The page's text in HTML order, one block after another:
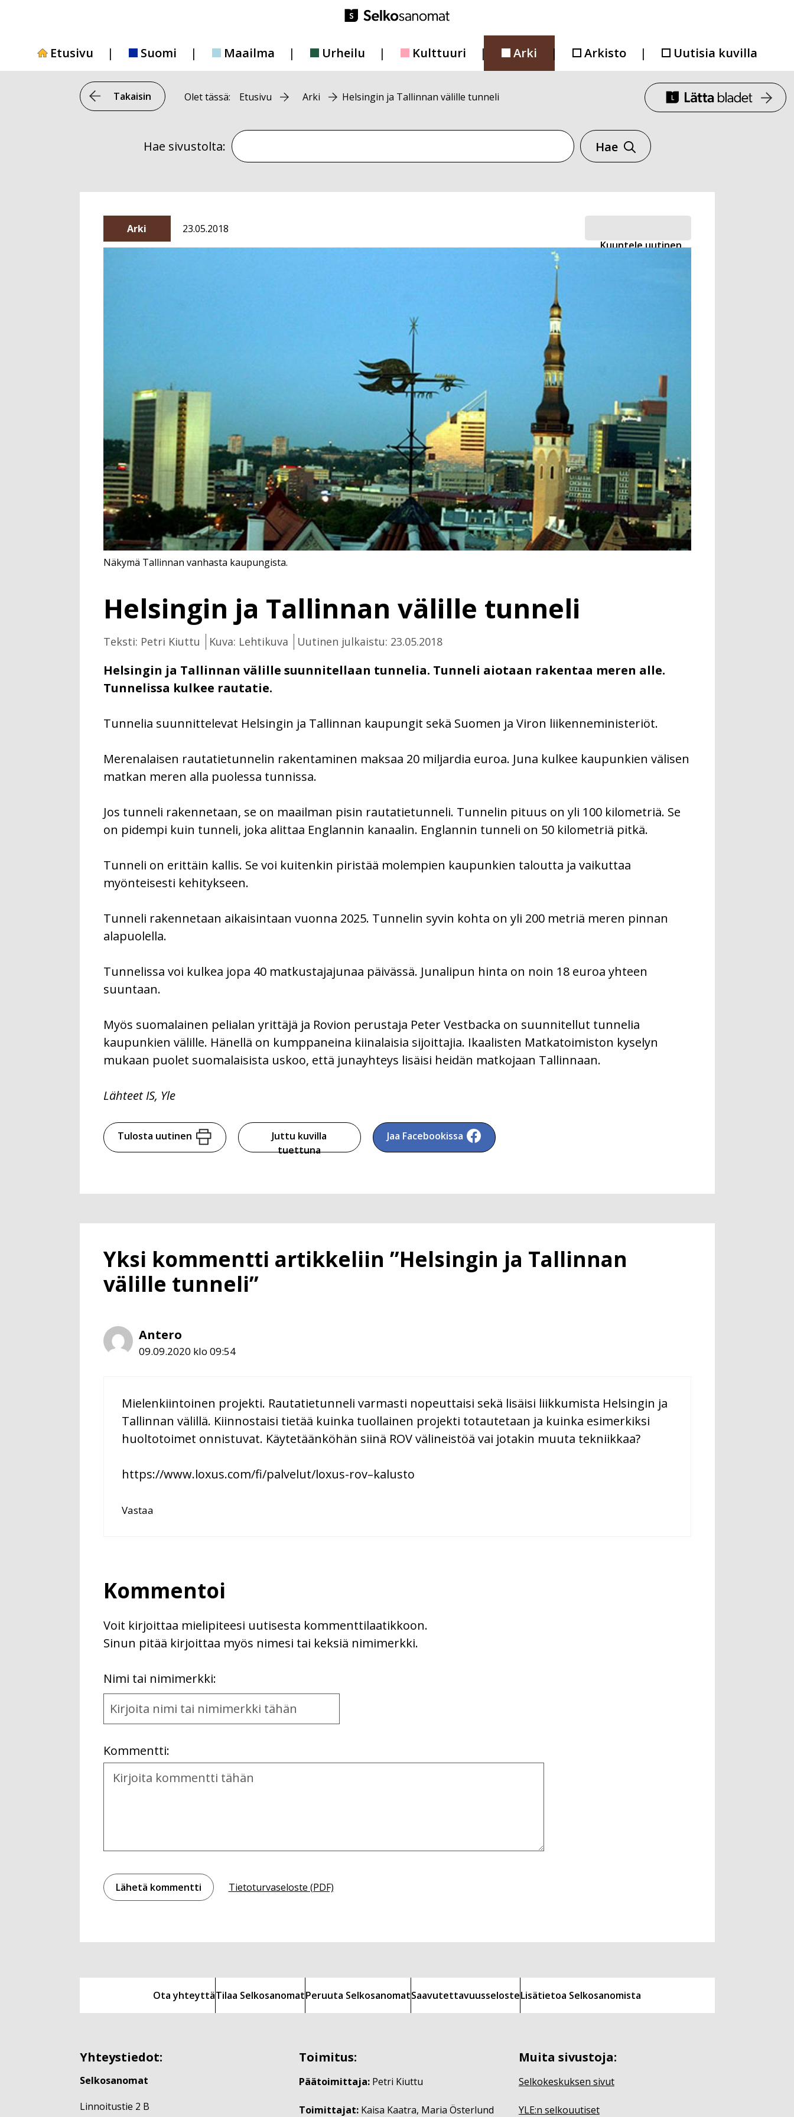
Etusivu
Suomi Maailma Urheilu Kulttuuri Arki Arkisto Uutisia kuvilla
Takaisin Olet tässä: Etusivu Arki Helsingin ja Tallinnan välille tunneli
Hae sivustolta: Hae sivustolta
Hae
Kuuntele uutinen
Arki 23.05.2018
Helsingin ja Tallinnan välille tunneli
Teksti: Petri Kiuttu Kuva: Lehtikuva Uutinen julkaistu: 23.05.2018
Helsingin ja Tallinnan välille suunnitellaan tunnelia. Tunneli aiotaan rakentaa meren alle.
Tunnelissa kulkee rautatie.
Näkymä Tallinnan vanhasta kaupungista.
Tunnelia suunnittelevat Helsingin ja Tallinnan kaupungit sekä Suomen ja Viron liikenneministeriöt.
Merenalaisen rautatietunnelin rakentaminen maksaa 20 miljardia euroa. Juna kulkee kaupunkien välisen
matkan meren alla puolessa tunnissa.
Jos tunneli rakennetaan, se on maailman pisin rautatietunneli. Tunnelin pituus on yli 100 kilometriä. Se
on pidempi kuin tunneli, joka alittaa Englannin kanaalin. Englannin tunneli on 50 kilometriä pitkä.
Tunneli on erittäin kallis. Se voi kuitenkin piristää molempien kaupunkien taloutta ja vaikuttaa
myönteisesti kehitykseen.
Tunneli rakennetaan aikaisintaan vuonna 2025. Tunnelin syvin kohta on yli 200 metriä meren pinnan
alapuolella.
Tunnelissa voi kulkea jopa 40 matkustajajunaa päivässä. Junalipun hinta on noin 18 euroa yhteen
suuntaan.
Myös suomalainen pelialan yrittäjä ja Rovion perustaja Peter Vestbacka on suunnitellut tunnelia
kaupunkien välille. Hänellä on kumppaneina kiinalaisia sijoittajia. Ikaalisten Matkatoimiston kyselyn
mukaan puolet suomalaisista uskoo, että junayhteys lisäisi heidän matkojaan Tallinnaan.
Lähteet IS, Yle
Tulosta uutinen
Juttu kuvilla
tuettuna
Jaa Facebookissa
Yksi kommentti artikkeliin ”Helsingin ja Tallinnan
välille tunneli”
Antero
09.09.2020 klo 09:54
Mielenkiintoinen projekti. Rautatietunneli varmasti nopeuttaisi sekä lisäisi liikkumista Helsingin ja
Tallinnan välillä. Kiinnostaisi tietää kuinka tuollainen projekti totautetaan ja kuinka esimerkiksi
huoltotoimet onnistuvat. Käytetäänköhän siinä ROV välineistöä vai jotakin muuta tekniikkaa?
https://www.loxus.com/fi/palvelut/loxus-rov–kalusto
Vastaa
Kommentoi
Voit kirjoittaa mielipiteesi uutisesta kommenttilaatikkoon.
Sinun pitää kirjoittaa myös nimesi tai keksiä nimimerkki.
Nimi tai nimimerkki:First
Name
and
Kommentti:
Kommentti
Tietoturvaseloste (PDF)
Ota yhteyttäTilaa SelkosanomatPeruuta SelkosanomatSaavutettavuusselosteLisätietoa Selkosanomista
Yhteystiedot:
Selkosanomat
Linnoitustie 2 B
Toimitus:
Päätoimittaja: Petri Kiuttu
Toimittajat: Kaisa Kaatra, Maria Österlund
Muita sivustoja:
Selkokeskuksen sivut
YLE:n selkouutiset